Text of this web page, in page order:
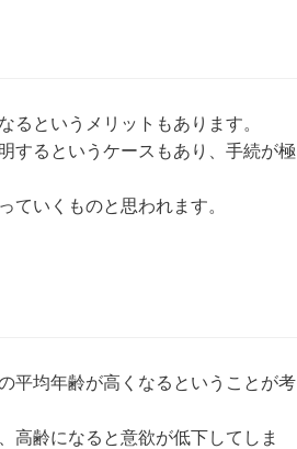
るというメリットもあります。
するというケースもあり、手続が極
ていくものと思われます。
平均年齢が高くなるということが考
高齢になると意欲が低下してしま